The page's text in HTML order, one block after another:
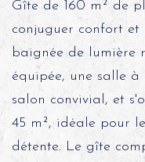
Gîte de 160 m² de
conjuguer confort et
baignée de lumière
équipée, une salle à
salon convivial, et
45 m², idéale pour
détente. Le gîte